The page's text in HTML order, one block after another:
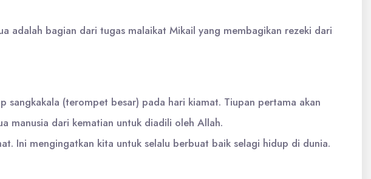
adalah bagian dari tugas malaikat Mikail yang membagikan rezeki dari
sangkakala (terompet besar) pada hari kiamat. Tiupan pertama akan
manusia dari kematian untuk diadili oleh Allah.
Ini mengingatkan kita untuk selalu berbuat baik selagi hidup di dunia.